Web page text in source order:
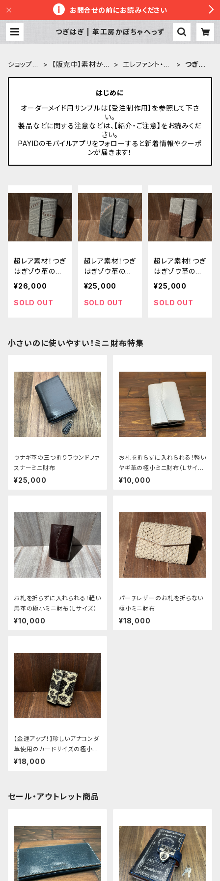
お問合せの前にお読みください
つぎはぎ | 革工房かぼちゃへっず
ショップT
【販売中】素材から
エレファント・ゾ
つぎは
はじめに
オーダーメイド用サンプルは【受注制作用】を参照して下さ
い。
製品などに関する注意などは、【紹介・ご注意】をお読みくだ
さい。
PAYIDのモバイルアプリをフォローすると新着情報やクーポ
ンが届きます！
超レア素材！つぎ
はぎゾウ革のカ
ードサイズの極
小ミニ財布
¥26,000
SOLD OUT
超レア素材！つぎ
はぎゾウ革のカ
ードサイズの極
小ミニ財布
¥25,000
SOLD OUT
超レア素材！つぎ
はぎゾウ革のカ
ードサイズの極
小ミニ財布
¥25,000
SOLD OUT
小さいのに使いやすい！ミニ財布特集
ウナギ革の三つ折りラウンドファ
スナーミニ財布
¥25,000
お札を折らずに入れられる！軽い
ヤギ革の極小ミニ財布（Lサイ
ズ）
¥10,000
お札を折らずに入れられる！軽い
馬革の極小ミニ財布（Lサイズ）
¥10,000
パーチレザーのお札を折らない
極小ミニ財布
¥18,000
【金運アップ！】珍しいアナコンダ
革使用のカードサイズの極小ミ
ニ財布
¥18,000
セール・アウトレット商品